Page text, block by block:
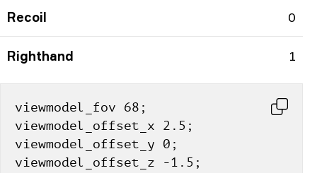
Recoil 0
Righthand 1
viewmodel_fov 68;
viewmodel_offset_x 2.5;
viewmodel_offset_y 0;
viewmodel_offset_z -1.5;